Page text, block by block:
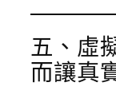
五、虛
而讓真